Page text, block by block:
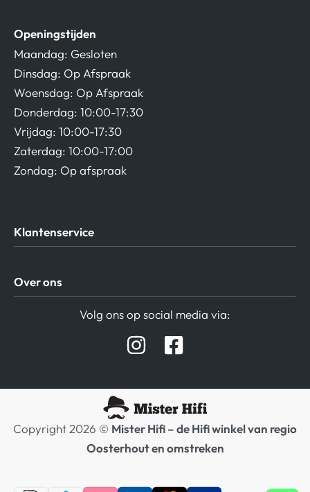
Openingstijden
Maandag: Gesloten
Dinsdag: Op Afspraak
Woensdag: Op Afspraak
Donderdag: 10:00-17:30
Vrijdag: 10:00-17:30
Zaterdag: 10:00-17:00
Zondag: Op afspraak
Klantenservice
Privacy beleid
Verzending / Retour
Over ons
Hifi winkel Raamsdonksveer
Volg ons op social media via:
Copyright 2026 © Mister Hifi – de Hifi winkel van regio
Oosterhout en omstreken